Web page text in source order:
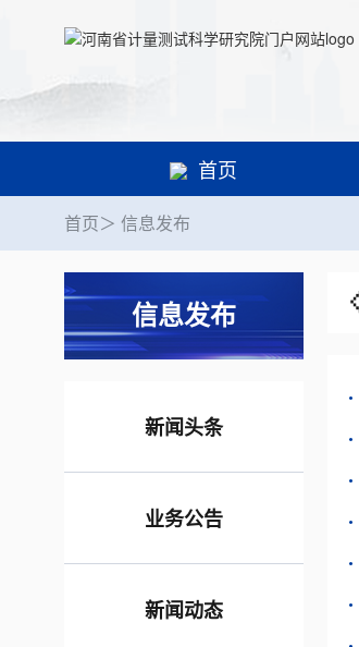
首页
首页＞ 信息发布
信息发布
新闻头条
业务公告
新闻动态